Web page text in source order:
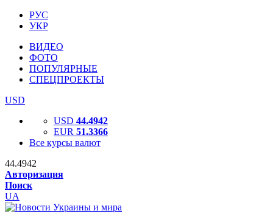
РУС
УКР
ВИДЕО
ФОТО
ПОПУЛЯРНЫЕ
СПЕЦПРОЕКТЫ
USD
USD 44.4942
EUR 51.3366
Все курсы валют
44.4942
Авторизация
Поиск
UA